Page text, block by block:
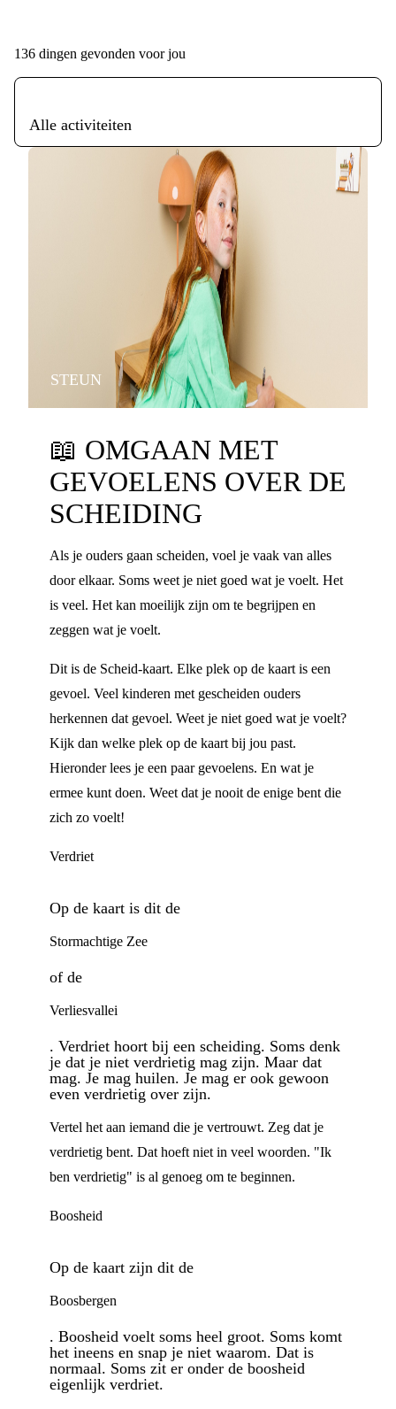
136 dingen gevonden voor jou
Alle activiteiten
STEUN
📖 OMGAAN MET
GEVOELENS OVER DE
SCHEIDING
Als je ouders gaan scheiden, voel je vaak van alles
door elkaar. Soms weet je niet goed wat je voelt. Het
is veel. Het kan moeilijk zijn om te begrijpen en
zeggen wat je voelt.
Dit is de Scheid-kaart. Elke plek op de kaart is een
gevoel. Veel kinderen met gescheiden ouders
herkennen dat gevoel. Weet je niet goed wat je voelt?
Kijk dan welke plek op de kaart bij jou past.
Hieronder lees je een paar gevoelens. En wat je
ermee kunt doen. Weet dat je nooit de enige bent die
zich zo voelt!
Verdriet
Op de kaart is dit de
Stormachtige Zee
of de
Verliesvallei
. Verdriet hoort bij een scheiding. Soms denk
je dat je niet verdrietig mag zijn. Maar dat
mag. Je mag huilen. Je mag er ook gewoon
even verdrietig over zijn.
Vertel het aan iemand die je vertrouwt. Zeg dat je
verdrietig bent. Dat hoeft niet in veel woorden. "Ik
ben verdrietig" is al genoeg om te beginnen.
Boosheid
Op de kaart zijn dit de
Boosbergen
. Boosheid voelt soms heel groot. Soms komt
het ineens en snap je niet waarom. Dat is
normaal. Soms zit er onder de boosheid
eigenlijk verdriet.